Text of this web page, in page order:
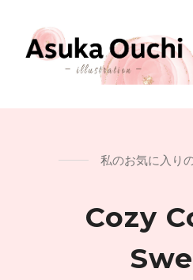
私のお気に入り
Cozy